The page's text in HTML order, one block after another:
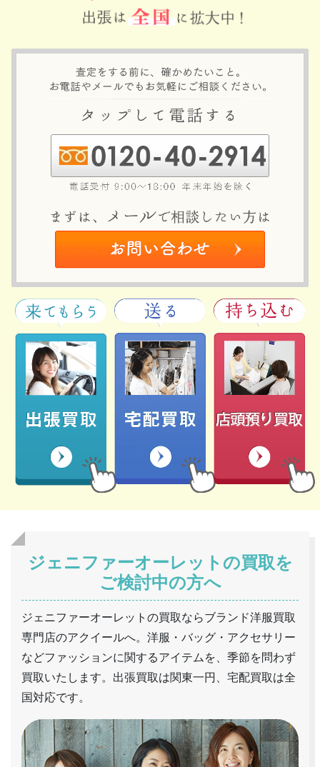
ジェニファーオーレットの買取を
ご検討中の方へ
ジェニファーオーレットの買取ならブランド洋服買取
専門店のアクイールへ。洋服・バッグ・アクセサリー
などファッションに関するアイテムを、季節を問わず
買取いたします。出張買取は関東一円、宅配買取は全
国対応です。